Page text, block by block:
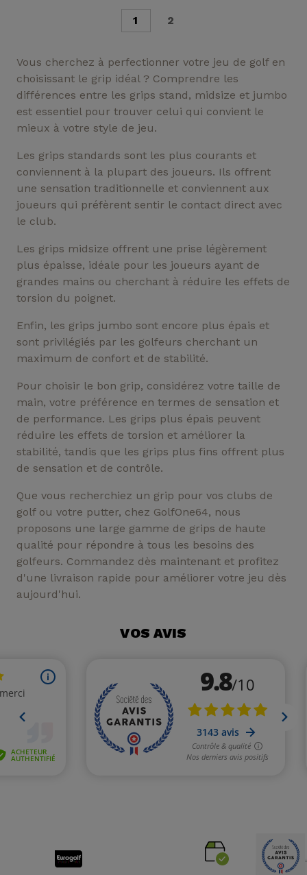
(1 avis)
1 2
Vous cherchez à perfectionner votre jeu de golf en
choisissant le grip idéal ? Comprendre les
différences entre les grips stand, midsize et jumbo
est essentiel pour trouver celui qui convient le
mieux à votre style de jeu.
Les grips standards sont les plus courants et
conviennent à la plupart des joueurs. Ils offrent
une sensation traditionnelle et conviennent aux
joueurs qui préfèrent sentir le contact direct avec
le club.
Les grips midsize offrent une prise légèrement
plus épaisse, idéale pour les joueurs ayant de
grandes mains ou cherchant à réduire les effets de
torsion du poignet.
Enfin, les grips jumbo sont encore plus épais et
sont privilégiés par les golfeurs cherchant un
maximum de confort et de stabilité.
Pour choisir le bon grip, considérez votre taille de
main, votre préférence en termes de sensation et
de performance. Les grips plus épais peuvent
réduire les effets de torsion et améliorer la
stabilité, tandis que les grips plus fins offrent plus
de sensation et de contrôle.
Que vous recherchiez un grip pour vos clubs de
golf ou votre putter, chez GolfOne64, nous
proposons une large gamme de grips de haute
qualité pour répondre à tous les besoins des
golfeurs. Commandez dès maintenant et profitez
d'une livraison rapide pour améliorer votre jeu dès
aujourd'hui.
VOS AVIS